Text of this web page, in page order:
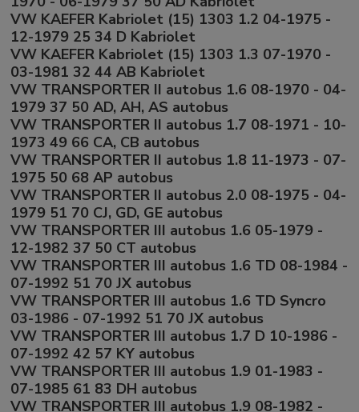
VW KAEFER Kabriolet (15) 1303 1.2 04-1975 -
12-1979 25 34 D Kabriolet
VW KAEFER Kabriolet (15) 1303 1.3 07-1970 -
03-1981 32 44 AB Kabriolet
VW TRANSPORTER II autobus 1.6 08-1970 - 04-
1979 37 50 AD, AH, AS autobus
VW TRANSPORTER II autobus 1.7 08-1971 - 10-
1973 49 66 CA, CB autobus
VW TRANSPORTER II autobus 1.8 11-1973 - 07-
1975 50 68 AP autobus
VW TRANSPORTER II autobus 2.0 08-1975 - 04-
1979 51 70 CJ, GD, GE autobus
VW TRANSPORTER III autobus 1.6 05-1979 -
12-1982 37 50 CT autobus
VW TRANSPORTER III autobus 1.6 TD 08-1984 -
07-1992 51 70 JX autobus
VW TRANSPORTER III autobus 1.6 TD Syncro
03-1986 - 07-1992 51 70 JX autobus
VW TRANSPORTER III autobus 1.7 D 10-1986 -
07-1992 42 57 KY autobus
VW TRANSPORTER III autobus 1.9 01-1983 -
07-1985 61 83 DH autobus
VW TRANSPORTER III autobus 1.9 08-1982 -